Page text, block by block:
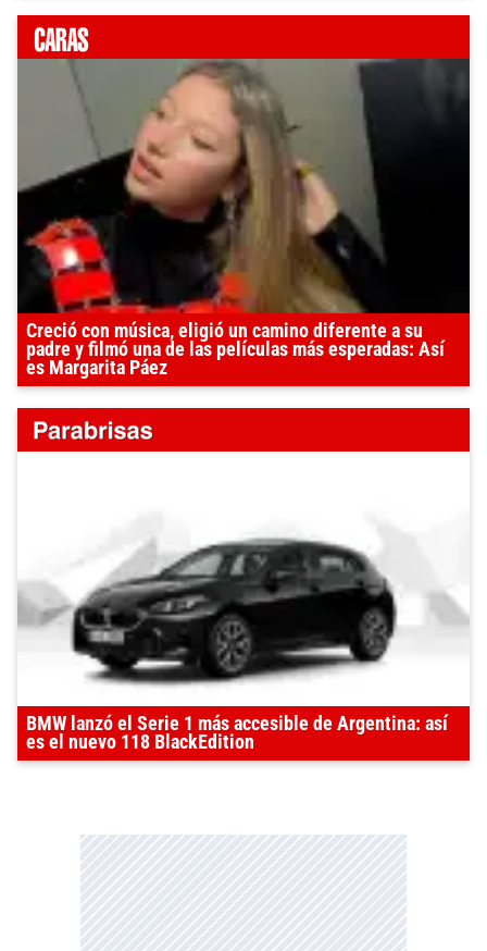
Creció con música, eligió un camino diferente a su
padre y filmó una de las películas más esperadas: Así
es Margarita Páez
BMW lanzó el Serie 1 más accesible de Argentina: así
es el nuevo 118 BlackEdition